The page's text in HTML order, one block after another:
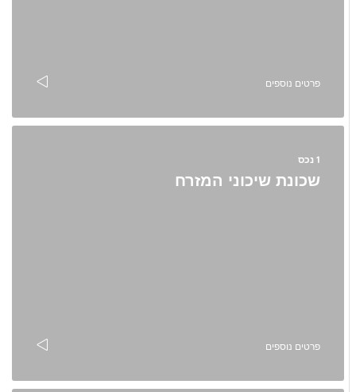
פרטים נוספים
שכונת שיכוני המזרח
פרטים נוספים